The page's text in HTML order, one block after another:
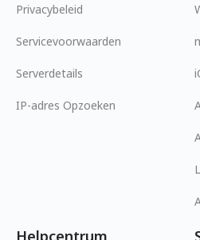
Privacybeleid
Servicevoorwaarden
Serverdetails
IP-adres Opzoeken
Helpcentrum